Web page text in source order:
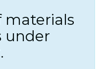
materials
under